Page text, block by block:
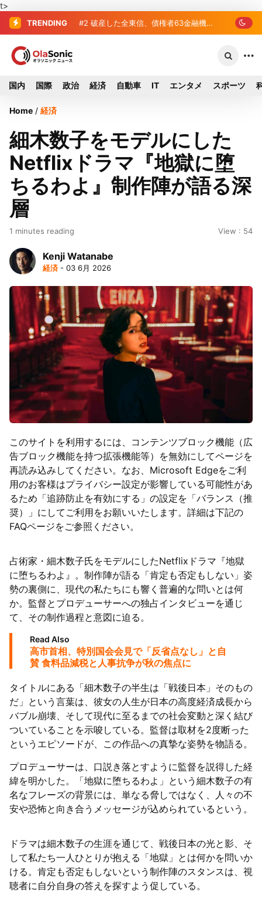
t>
TRENDING #2 破産した全東信、債権者63金融機関
国内 国際 政治 経済 自動車 IT エンタメ スポーツ
Home / 経済
細木数子をモデルにした
Netflixドラマ『地獄に堕
ちるわよ』制作陣が語る深
層
1 minutes reading View : 54
Kenji Watanabe
経済 - 03 6月 2026
このサイトを利用するには、コンテンツブロック機能（広
告ブロック機能を持つ拡張機能等）を無効にしてページを
再読み込みしてください。なお、Microsoft Edgeをご利
用のお客様はプライバシー設定が影響している可能性があ
るため「追跡防止を有効にする」の設定を「バランス（推
奨）」にしてご利用をお願いいたします。詳細は下記の
FAQページをご参照ください。
占術家・細木数子氏をモデルにしたNetflixドラマ『地獄
に堕ちるわよ』。制作陣が語る「肯定も否定もしない」姿
勢の裏側に、現代の私たちにも響く普遍的な問いとは何
か。監督とプロデューサーへの独占インタビューを通じ
て、その制作過程と意図に迫る。
Read Also
高市首相、特別国会会見で「反省点なし」と自
賛 食料品減税と人事抗争が秋の焦点に
タイトルにある「細木数子の半生は「戦後日本」そのもの
だ」という言葉は、彼女の人生が日本の高度経済成長から
バブル崩壊、そして現代に至るまでの社会変動と深く結び
ついていることを示唆している。監督は取材を2度断った
というエピソードが、この作品への真摯な姿勢を物語る。
プロデューサーは、口説き落とすように監督を説得した経
緯を明かした。「地獄に堕ちるわよ」という細木数子の有
名なフレーズの背景には、単なる脅しではなく、人々の不
安や恐怖と向き合うメッセージが込められているという。
ドラマは細木数子の生涯を通じて、戦後日本の光と影、そ
して私たち一人ひとりが抱える「地獄」とは何かを問いか
ける。肯定も否定もしないという制作陣のスタンスは、視
聴者に自分自身の答えを探すよう促している。